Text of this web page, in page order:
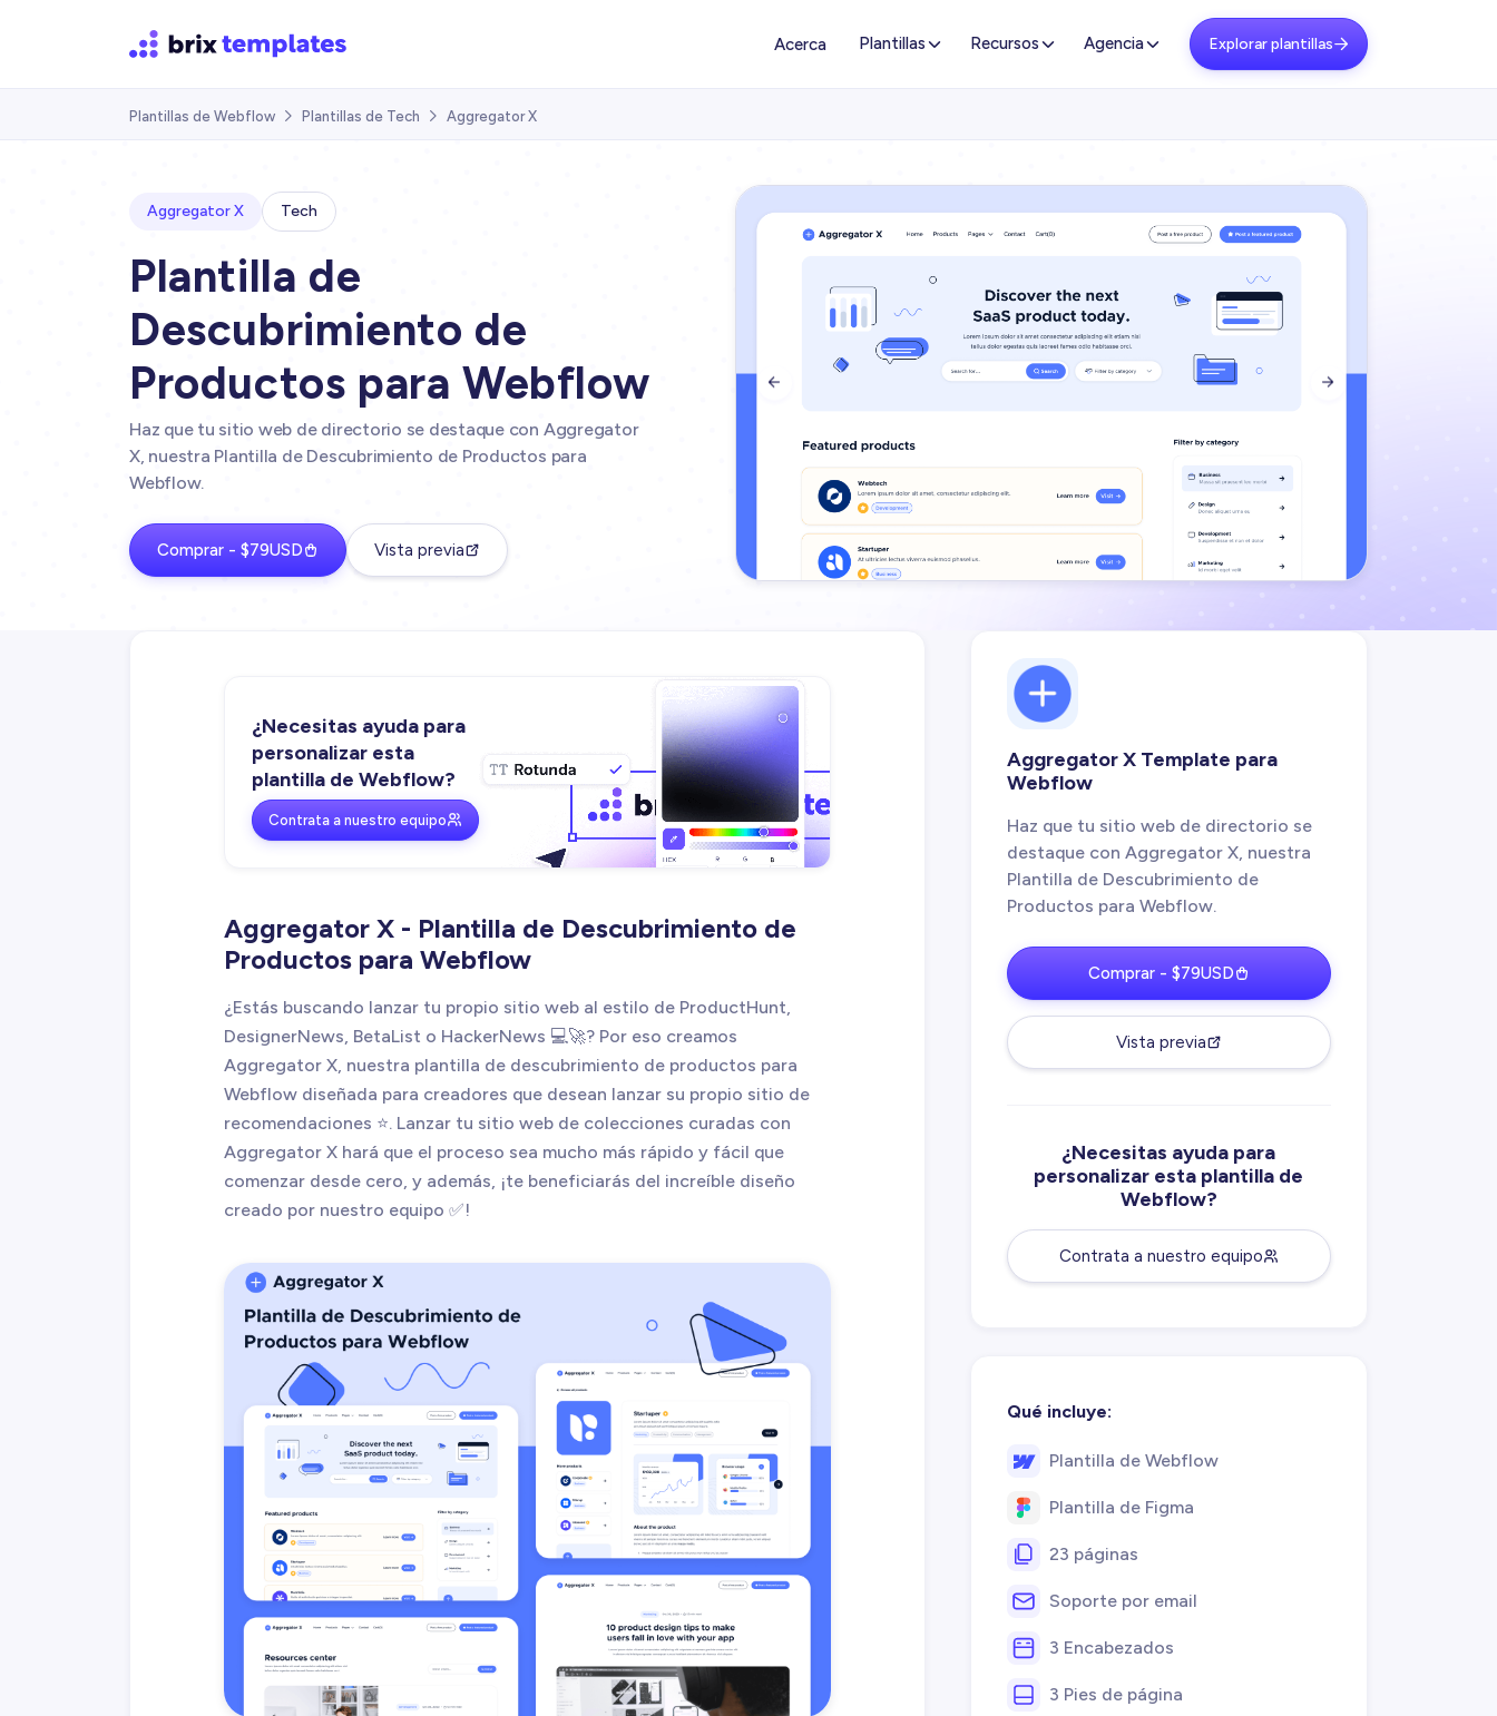
Acerca Plantillas Recursos Agencia Explorar plantillas
Plantillas de Webflow  Plantillas de Tech  Aggregator X
Aggregator X Tech
Plantilla de
Descubrimiento de
Productos para Webflow
Haz que tu sitio web de directorio se destaque con Aggregator
X, nuestra Plantilla de Descubrimiento de Productos para
Webflow.
Comprar - $79USD Vista previa
 
¿Necesitas ayuda para
personalizar esta
plantilla de Webflow?
Contrata a nuestro equipo
Aggregator X - Plantilla de Descubrimiento de
Productos para Webflow
¿Estás buscando lanzar tu propio sitio web al estilo de ProductHunt,
DesignerNews, BetaList o HackerNews 💻🚀? Por eso creamos
Aggregator X, nuestra plantilla de descubrimiento de productos para
Webflow diseñada para creadores que desean lanzar su propio sitio de
recomendaciones ⭐. Lanzar tu sitio web de colecciones curadas con
Aggregator X hará que el proceso sea mucho más rápido y fácil que
comenzar desde cero, y además, ¡te beneficiarás del increíble diseño
creado por nuestro equipo ✅!
Aggregator X Template para
Webflow
Haz que tu sitio web de directorio se
destaque con Aggregator X, nuestra
Plantilla de Descubrimiento de
Productos para Webflow.
Comprar - $79USD
Vista previa
¿Necesitas ayuda para
personalizar esta plantilla de
Webflow?
Contrata a nuestro equipo
Qué incluye:
Plantilla de Webflow
Plantilla de Figma
23 páginas
Soporte por email
3 Encabezados
3 Pies de página